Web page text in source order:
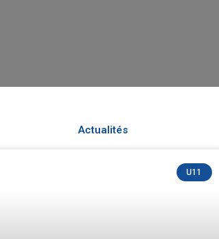
Actualités
U11